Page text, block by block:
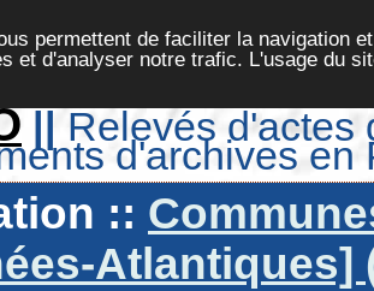
permettent de faciliter la navigation
et d'analyser notre trafic. L'usage du
|| Relevés d'actes
d'archives en
::
Atlantiques]